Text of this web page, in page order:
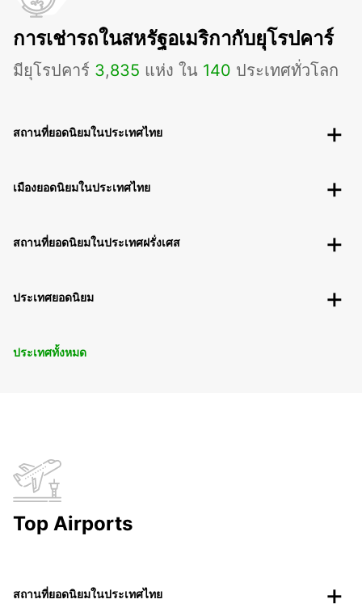
การเช่ารถในสหรัฐอเมริกากับยุโรปคาร์
มียุโรปคาร์ 3,835 แห่ง ใน 140 ประเทศทั่วโลก
สถานที่ยอดนิยมในประเทศไทย
เมืองยอดนิยมในประเทศไทย
สถานที่ยอดนิยมในประเทศฝรั่งเศส
ประเทศยอดนิยม
ประเทศทั้งหมด
Top Airports
สถานที่ยอดนิยมในประเทศไทย